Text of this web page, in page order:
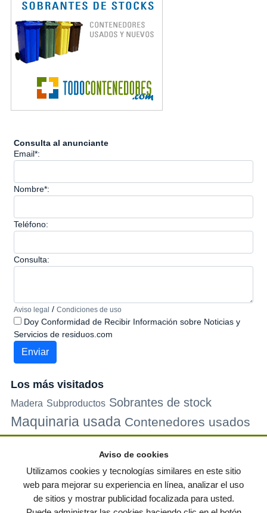
Consulta al anunciante
Email*:
Nombre*:
Teléfono:
Consulta:
Aviso legal / Condiciones de uso
Doy Conformidad de Recibir Información sobre Noticias y
Servicios de residuos.com
Los más visitados
Madera Subproductos Sobrantes de stock
Maquinaria usada Contenedores usados
Palets de plastico Electrodomesticos
© residuos.com - Todos los derechos reservados Política de privacidad
Aviso de cookies
Utilizamos cookies y tecnologías similares en este sitio
web para mejorar su experiencia en línea, analizar el uso
de sitios y mostrar publicidad focalizada para usted.